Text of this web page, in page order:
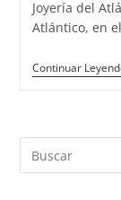
Joyería del
Atlántico, en
Continuar
Buscar: